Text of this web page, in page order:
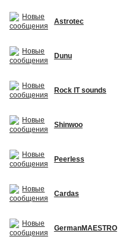
Astrotec
Dunu
Rock IT sounds
Shinwoo
Peerless
Cardas
GermanMAESTRO